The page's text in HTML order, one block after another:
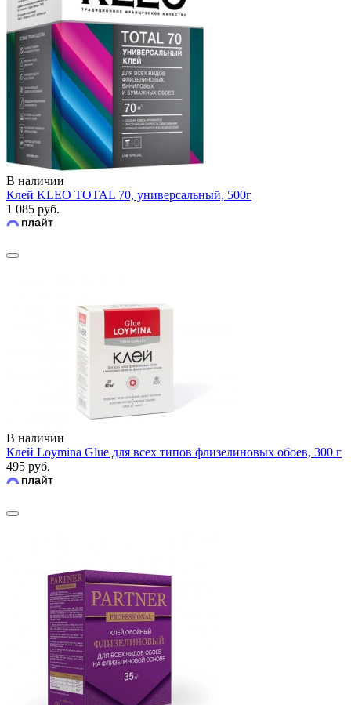
В наличии
Клей KLEO TOTAL 70, универсальный, 500г
1 085 руб.
В наличии
Клей Loymina Glue для всех типов флизелиновых обоев, 300 г
495 руб.